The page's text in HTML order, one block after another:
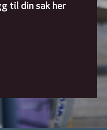
til din sak her